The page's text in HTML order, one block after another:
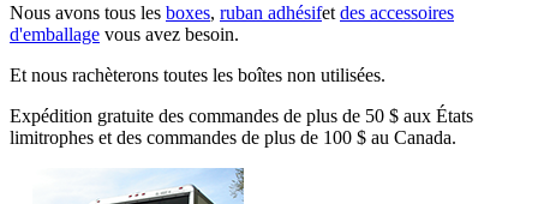
Nous avons tous les boxes, ruban adhésifet des accessoires
d'emballage vous avez besoin.
Et nous rachèterons toutes les boîtes non utilisées.
Expédition gratuite des commandes de plus de 50 $ aux États
limitrophes et des commandes de plus de 100 $ au Canada.